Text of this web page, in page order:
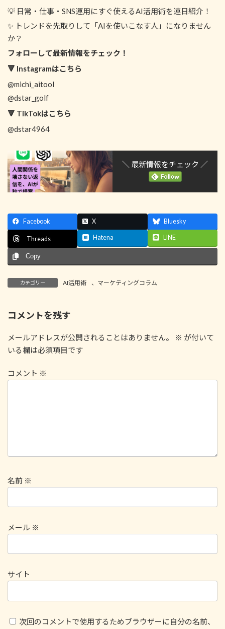
💡 日常・仕事・SNS運用にすぐ使えるAI活用術を連日紹介！
✨ トレンドを先取りして「AIを使いこなす人」になりません
か？
フォローして最新情報をチェック！
🔻 Instagramはこちら
@michi_aitool
@dstar_golf
🔻 TikTokはこちら
@dstar4964
＼ 最新情報をチェック ／
Facebook X Bluesky
Threads Hatena LINE
Copy
カテゴリー AI活用術 、 マーケティングコラム
コメントを残す
メールアドレスが公開されることはありません。 ※ が付いて
いる欄は必須項目です
コメント ※
名前 ※
メール ※
サイト
次回のコメントで使用するためブラウザーに自分の名前、